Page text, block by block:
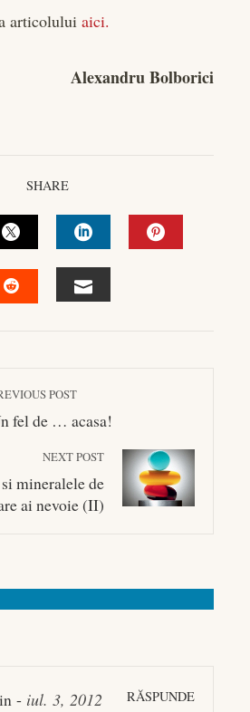
articolului aici.
Alexandru Bolborici
SHARE
TWITTERLINKEDIN
POST
fel de … acasa!
NEXT POST
mineralele de
ai nevoie (II)
- iul. 3, 2012 RĂSPUNDE